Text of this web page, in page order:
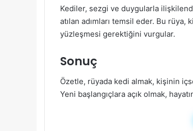
Kediler, sezgi ve duygularla
atılan adımları temsil eder. Bu
yüzleşmesi gerektiğini vurgular.
Sonuç
Özetle, rüyada kedi almak, kişinin
Yeni başlangıçlara açık olmak,